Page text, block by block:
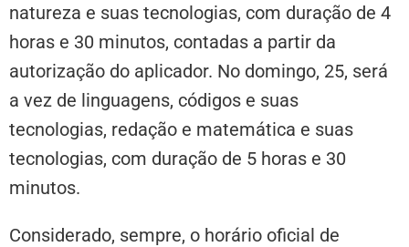
natureza e suas tecnologias, com duração de 4
horas e 30 minutos, contadas a partir da
autorização do aplicador. No domingo, 25, será
a vez de linguagens, códigos e suas
tecnologias, redação e matemática e suas
tecnologias, com duração de 5 horas e 30
minutos.
Considerado, sempre, o horário oficial de